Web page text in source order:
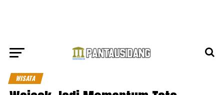
WISATA